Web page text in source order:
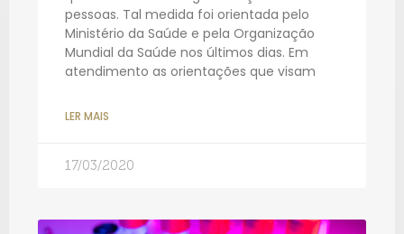
pessoas. Tal medida foi orientada pelo
Ministério da Saúde e pela Organização
Mundial da Saúde nos últimos dias. Em
atendimento as orientações que visam
LER MAIS
17/03/2020